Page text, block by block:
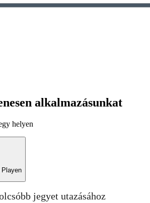
alkalmazásunkat
helyen
Playen
jegyet utazásához